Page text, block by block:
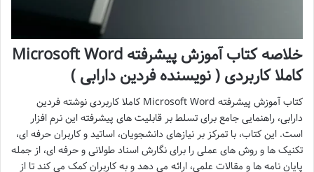
خلاصه کتاب آموزش پیشرفته Microsoft Word
کاملا کاربردی ( نویسنده فردین دارابی )
کتاب آموزش پیشرفته Microsoft Word کاملا کاربردی نوشته فردین
دارابی، راهنمایی جامع برای تسلط بر قابلیت های پیشرفته این نرم افزار
است. این کتاب، با تمرکز بر نیازهای دانشجویان، اساتید و کاربران حرفه ای،
تکنیک ها و روش های عملی را برای نگارش اسناد طولانی و حرفه ای، از جمله
پایان نامه ها و مقالات علمی، ارائه می دهد و به کاربران کمک می کند تا از